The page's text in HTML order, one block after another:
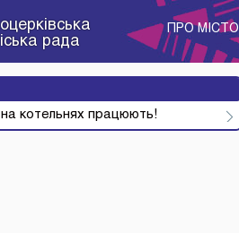
рада
ПРО МІСТО
на котельнях працюють!